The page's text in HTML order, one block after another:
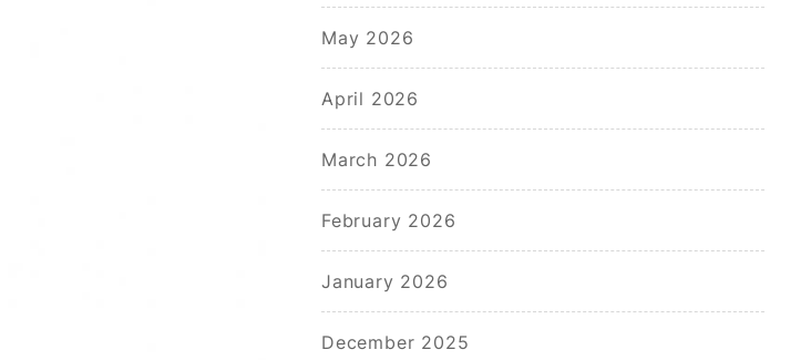
May 2026
April 2026
March 2026
February 2026
January 2026
December 2025